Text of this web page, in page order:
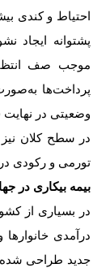
احتیاط و کندی
پشتوانه ایجاد
موجب صف
پرداخت‌ها
وضعیتی در نهایت
در سطح کلان نیز
تورمی و رکودی
بیمه بیکاری در
در بسیاری از
درآمدی
جدید طراحی شده